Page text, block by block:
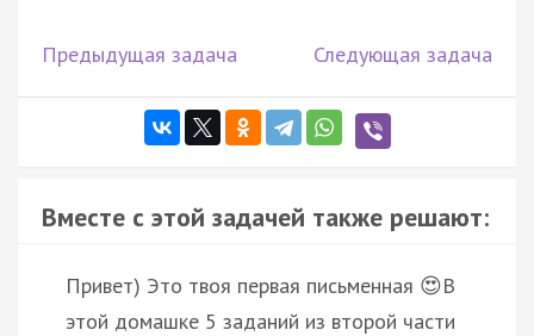
Предыдущая задача Следующая задача
Вместе с этой задачей также решают:
Привет) Это твоя первая письменная 😍В
этой домашке 5 заданий из второй части